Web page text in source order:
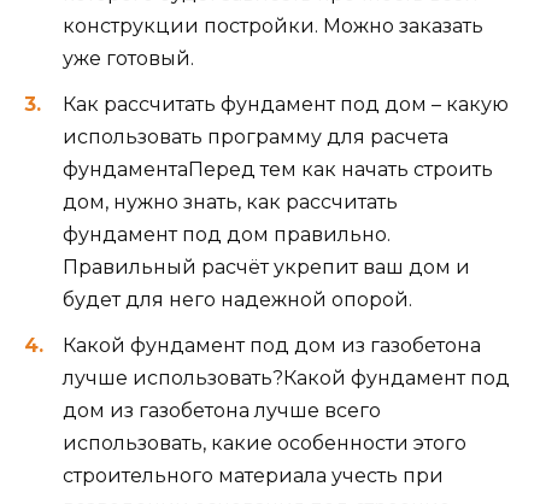
грамотных специалистов.
Столбчатый фундамент
Столбчатый фундамент считают самым
бюджетным как по деньгам, так и по времени,
поскольку изготавливается из уже готовых
строительных материалов. Возведенный по
всем правилам, он сможет прослужить более
50 лет.
Основой для такого фундамента, как следует
из названия, служат столбы, которые вбиваются
в грунт по углам будущей постройки, там где